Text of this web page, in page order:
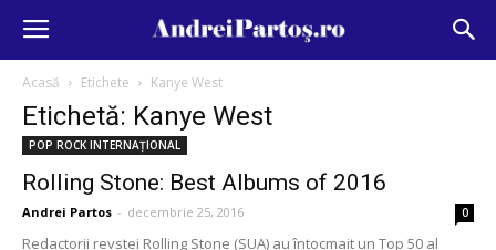
Acasă Etichete Kanye West
Etichetă: Kanye West
POP ROCK INTERNAȚIONAL
Rolling Stone: Best Albums of 2016
Andrei Partos - decembrie 25, 2016 0
Redactorii revstei Rolling Stone (SUA) au întocmait un Top 50 al